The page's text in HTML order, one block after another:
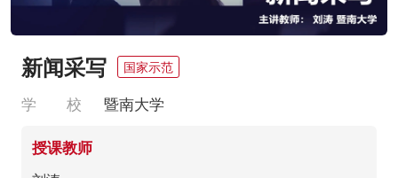
新闻采写 国家示范
学 校 暨南大学
授课教师